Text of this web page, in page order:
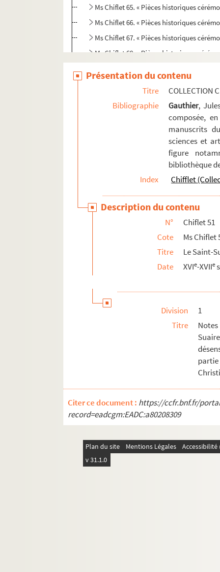
Ms Chiflet 65. « Pièces historiques
Ms Chiflet 66. « Pièces historiques
Ms Chiflet 67. « Pièces historiques
Ms Chiflet 68. « Pièces historiques
Présentation du contenu
Titre
COLLECTION
Bibliographie
Gauthier,
composée,
manuscrits
sciences et
figure
bibliothèque
Index
Chifflet
Description du contenu
N°
Chiflet 51
Cote
Ms Chiflet
Titre
Le Saint-
Date
XVIe-XVIIe
Division
1
Titre
Citer ce document : https://ccfr.bnf.fr/
record=eadcgm:EADC:a80208309
Plan du site Mentions Légales
v 31.1.0